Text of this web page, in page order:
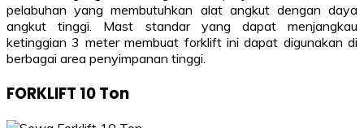
pelabuhan yang membutuhkan alat angkut dengan daya
angkut tinggi. Mast standar yang dapat menjangkau
ketinggian 3 meter membuat forklift ini dapat digunakan di
berbagai area penyimpanan tinggi.
FORKLIFT 10 Ton